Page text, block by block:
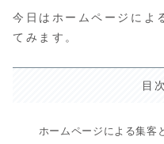
今日はホームページによ
てみます。
目次
ホームページによる集客